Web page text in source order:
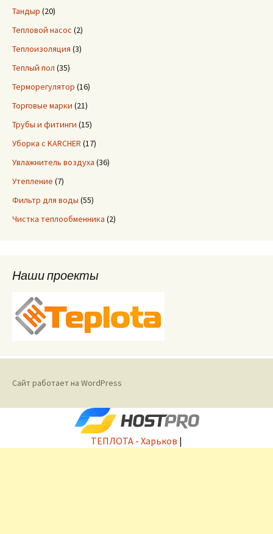
Тандыр (20)
Тепловой насос (2)
Теплоизоляция (3)
Теплый пол (35)
Терморегулятор (16)
Торговые марки (21)
Трубы и фитинги (15)
Уборка с KARCHER (17)
Увлажнитель воздуха (36)
Утепление (7)
Фильтр для воды (55)
Чистка теплообменника (2)
Наши проекты
Сайт работает на WordPress
ТЕПЛОТА - Харьков |